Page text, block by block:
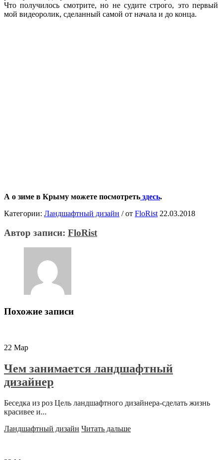
Что получилось смотрите, но не судите строго, это первый
мой видеоролик, сделанный самой от начала и до конца.
А о зиме в Крыму можете посмотреть здесь.
Категории: Ландшафтный дизайн /от FloRist 22.03.2018
Автор записи: FloRist
Похожие записи
22 Мар
Чем занимается ландшафтный
дизайнер
Беседка из роз Цель ландшафтного дизайнера-сделать жизнь
красивее и...
Ландшафтный дизайн Читать дальше